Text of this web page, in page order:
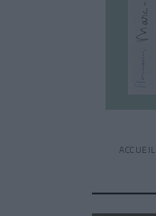
ACCUEIL